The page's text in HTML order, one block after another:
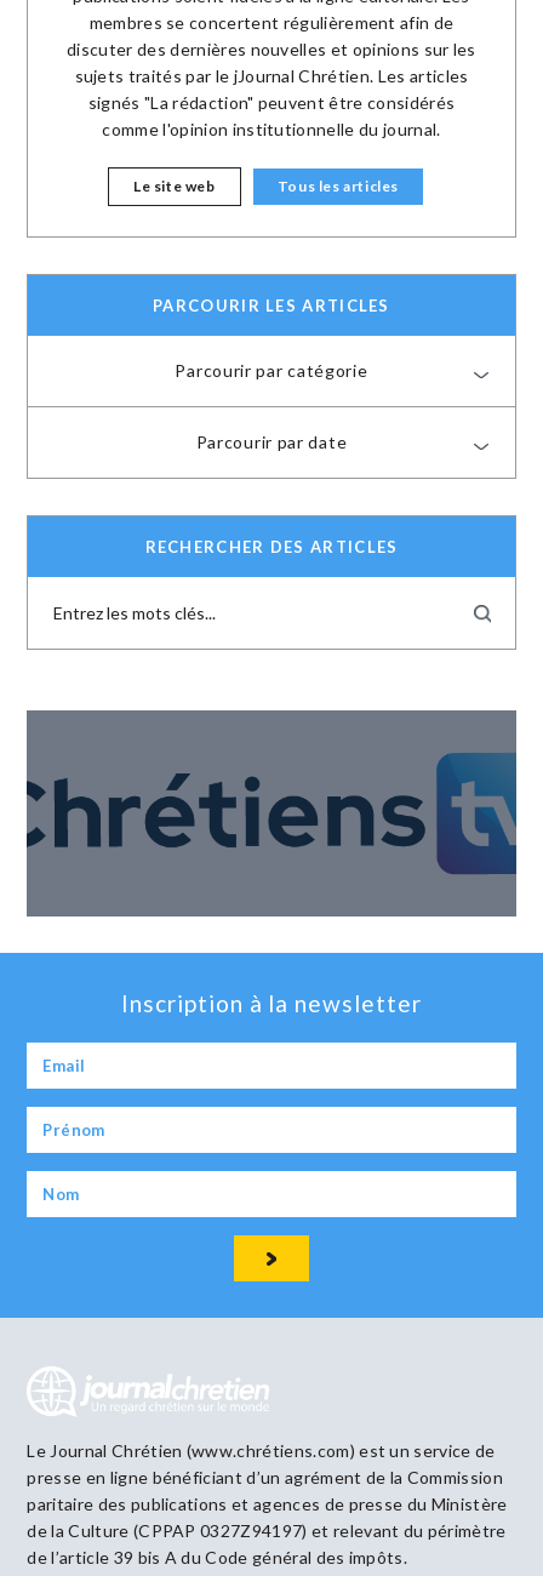
membres se concertent régulièrement afin de
discuter des dernières nouvelles et opinions sur les
sujets traités par le jJournal Chrétien. Les articles
signés "La rédaction" peuvent être considérés
comme l'opinion institutionnelle du journal.
Le site web Tous les articles
PARCOURIR LES ARTICLES
Parcourir par catégorie
Parcourir par date
RECHERCHER DES ARTICLES
Inscription à la newsletter
Le Journal Chrétien (www.chrétiens.com) est un service de
presse en ligne bénéficiant d’un agrément de la Commission
paritaire des publications et agences de presse du Ministère
de la Culture (CPPAP 0327Z94197) et relevant du périmètre
de l’article 39 bis A du Code général des impôts.